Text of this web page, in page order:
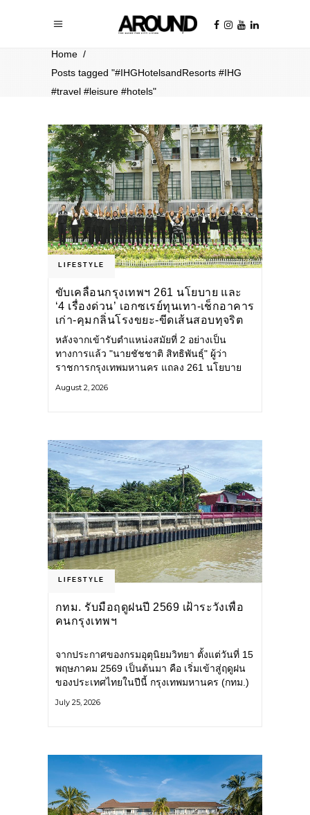
Home /
Posts tagged "#IHGHotelsandResorts #IHG
#travel #leisure #hotels"
LIFESTYLE
ขับเคลื่อนกรุงเทพฯ 261 นโยบาย และ
‘4 เรื่องด่วน’ เอกซเรย์ทุนเทา-เช็กอาคาร
เก่า-คุมกลิ่นโรงขยะ-ขีดเส้นสอบทุจริต
หลังจากเข้ารับตำแหน่งสมัยที่ 2 อย่างเป็น
ทางการแล้ว "นายชัชชาติ สิทธิพันธุ์" ผู้ว่า
ราชการกรุงเทพมหานคร แถลง 261 นโยบาย
ยุทธศาสตร์ จัดทำตัวชี้วัด
August 2, 2026
LIFESTYLE
กทม. รับมือฤดูฝนปี 2569 เฝ้าระวังเพื่อ
คนกรุงเทพฯ
จากประกาศของกรมอุตุนิยมวิทยา ตั้งแต่วันที่ 15
พฤษภาคม 2569 เป็นต้นมา คือ เริ่มเข้าสู่ฤดูฝน
ของประเทศไทยในปีนี้ กรุงเทพมหานคร (กทม.)
โครงสร้างพื้นฐาน
July 25, 2026